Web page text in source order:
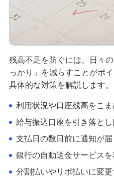
残高不足を防ぐには、日々
っかり」を減らすことがポ
具体的な対策を解説します。
利用状況や口座残高をこ
給与振込口座を引き落と
支払日の数日前に通知が
銀行の自動送金サービスを
分割払いやリボ払いに変更